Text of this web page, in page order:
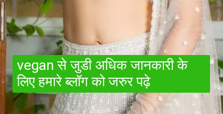
vegan से जुडी अधिक जानकारी के
लिए हमारे ब्लॉग को जरुर पढ़े